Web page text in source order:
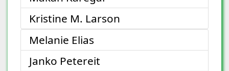
Kristine M. Larson
Melanie Elias
Janko Petereit